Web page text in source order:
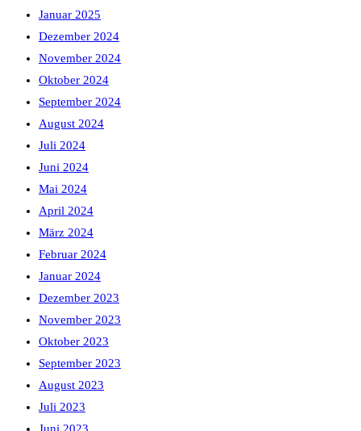
Januar 2025
Dezember 2024
November 2024
Oktober 2024
September 2024
August 2024
Juli 2024
Juni 2024
Mai 2024
April 2024
März 2024
Februar 2024
Januar 2024
Dezember 2023
November 2023
Oktober 2023
September 2023
August 2023
Juli 2023